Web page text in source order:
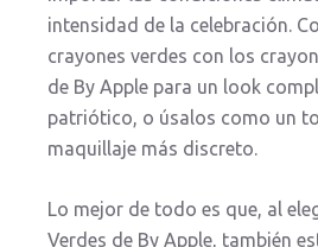
intensidad de la celebración.
crayones verdes con los
de By Apple para un look
patriótico, o úsalos como un
maquillaje más discreto.
Lo mejor de todo es que, al
Verdes de By Apple, también